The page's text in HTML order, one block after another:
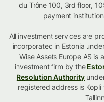
du Trône 100, 3rd floor,
payment
All investment services are
incorporated in Estonia
Wise Assets Europe AS is
investment firm by the
Resolution Authority
registered address is Kopli